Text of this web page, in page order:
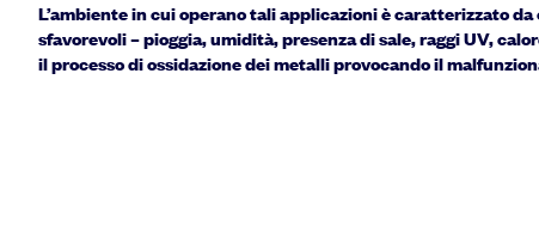
L’ambiente in cui operano tali applicazioni è caratterizzato
sfavorevoli– pioggia, umidità, presenza di sale, raggi UV,
il processo di ossidazione dei metalli provocando il